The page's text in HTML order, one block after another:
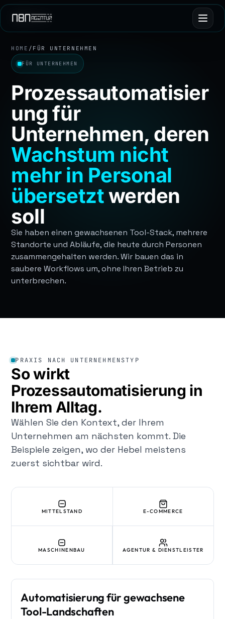
HOME / FÜR UNTERNEHMEN
FÜR UNTERNEHMEN
Prozessautomatisier
ung für
Unternehmen, deren
Wachstum nicht
mehr in Personal
übersetztwerden
soll
Sie haben einen gewachsenen Tool-Stack, mehrere
Standorte und Abläufe, die heute durch Personen
zusammengehalten werden. Wir bauen das in
saubere Workflows um, ohne Ihren Betrieb zu
unterbrechen.
PRAXIS NACH UNTERNEHMENSTYP
So wirkt
Prozessautomatisierung in
Ihrem Alltag.
Wählen Sie den Kontext, der Ihrem
Unternehmen am nächsten kommt. Die
Beispiele zeigen, wo der Hebel meistens
zuerst sichtbar wird.
MITTELSTAND E-COMMERCE
MASCHINENBAU AGENTUR & DIENSTLEISTER
Automatisierung für gewachsene
Tool-Landschaften